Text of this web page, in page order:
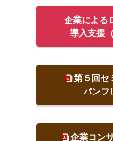
企業による
導入支援
第５回セ
パンフ
企業コン